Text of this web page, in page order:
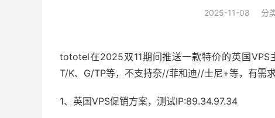
2025-11-08 分
tototel在2025双11期间推送一款特价的英国VPS
T/K、G/TP等，不支持奈//菲和迪//士尼+等，有需
1、英国VPS促销方案，测试IP:89.34.97.34